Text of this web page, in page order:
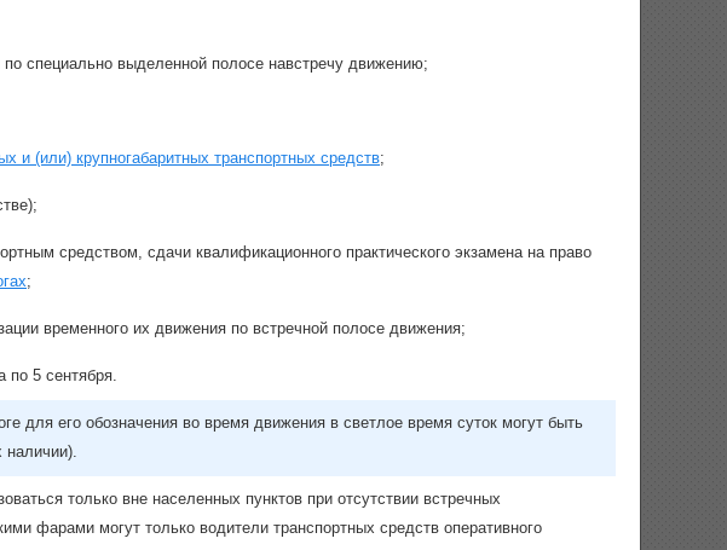
специально выделенной полосе навстречу движению;
и (или) крупногабаритных транспортных средств;
средством, сдачи квалификационного практического экзамена на право
;
временного их движения по встречной полосе движения;
по 5 сентября.
для его обозначения во время движения в светлое время суток могут быть
наличии).
только вне населенных пунктов при отсутствии встречных
фарами могут только водители транспортных средств оперативного